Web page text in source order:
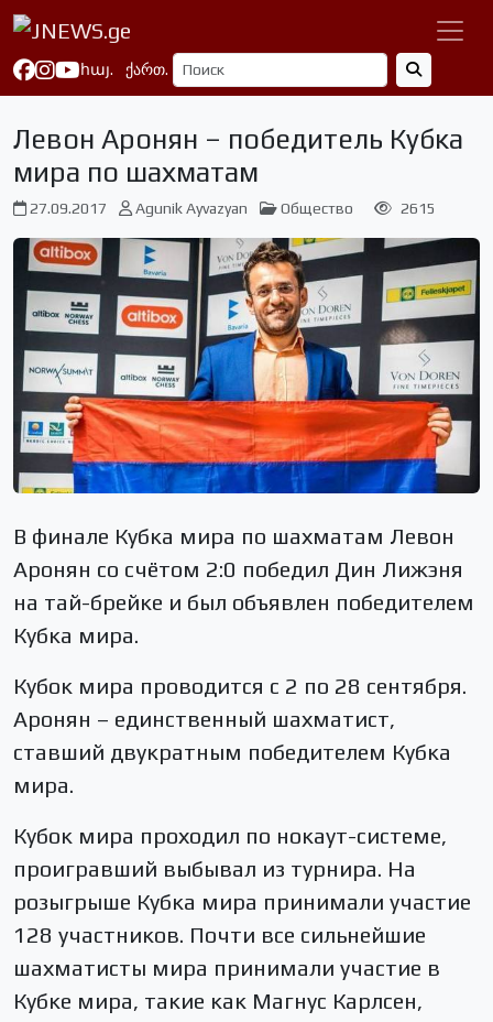
հայ. ქართ.
Левон Аронян – победитель Кубка
мира по шахматам
27.09.2017 Agunik Ayvazyan Общество 2615
В финале Кубка мира по шахматам Левон
Аронян со счётом 2:0 победил Дин Лижэня
на тай-брейке и был объявлен победителем
Кубка мира.
Кубок мира проводится с 2 по 28 сентября.
Аронян – единственный шахматист,
ставший двукратным победителем Кубка
мира.
Кубок мира проходил по нокаут-системе,
проигравший выбывал из турнира. На
розыгрыше Кубка мира принимали участие
128 участников. Почти все сильнейшие
шахматисты мира принимали участие в
Кубке мира, такие как Магнус Карлсен,